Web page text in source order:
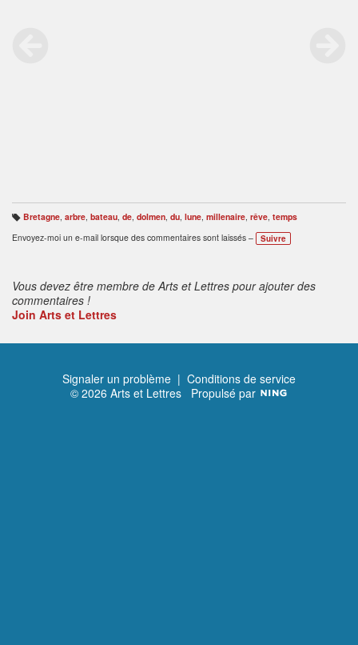
B
ali
s
Bretagne, arbre, bateau, de, dolmen, du, lune, millenaire, rêve, temps
Envoyez-moi un e-mail lorsque des commentaires sont laissés –
Suivre
Vous devez être membre de Arts et Lettres pour ajouter des
commentaires !
Join Arts et Lettres
Signaler un problème | Conditions de service
© 2026 Arts et Lettres Propulsé par